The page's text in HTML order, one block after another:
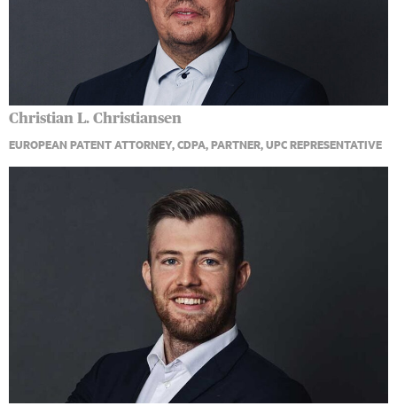
Christian L. Christiansen
EUROPEAN PATENT ATTORNEY, CDPA, PARTNER, UPC REPRESENTATIVE